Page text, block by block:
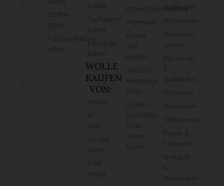
Stofftier
Patchworkdecke
häkeln
Topflappen
häkeln
Fäustlinge
häkeln
WOLLE
KAUFEN
VON:
Cowgirl
Knight
Datenschutzerklärung
Kultur
Wollke –
nachhaltige
kaufen
Wolllexikon
Sticklexikon
Makramee-
Lexikon
Patchwork-
&
Quiltlexikon
Filzlexikon
Weblexikon
Töpferlexikon
Papier- &
Faltlexikon
Werkstatt-
&
Holzlexikon